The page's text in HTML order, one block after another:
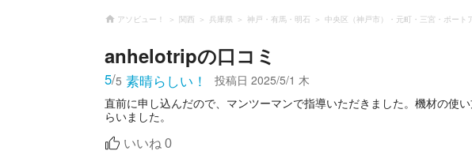
アソビュー！ 関西 兵庫県 神戸・有馬・明石 中央区（神戸市）・元町・三宮・ポート
anhelotripの口コミ
5/5 素晴らしい！ 投稿日 2025/5/1 木
直前に申し込んだので、マンツーマンで指導いただきました。機材の使
らいました。
いいね 0